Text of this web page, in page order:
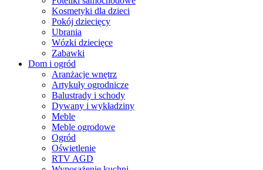
Kosmetyki dla dzieci
Pokój dziecięcy
Ubrania
Wózki dziecięce
Zabawki
Dom i ogród
Aranżacje wnętrz
Artykuły ogrodnicze
Balustrady i schody
Dywany i wykładziny
Meble
Meble ogrodowe
Ogród
Oświetlenie
RTV AGD